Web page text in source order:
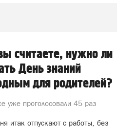
считаете, нужно ли
День знаний
для родителей?
уже проголосовали 45 раз
итак отпускают с работы, без